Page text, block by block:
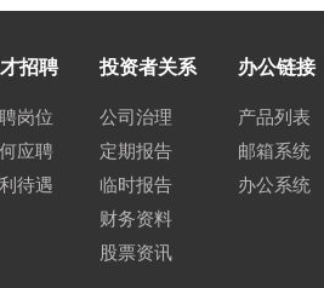
招聘
岗位
应聘
待遇
投资者关系
公司治理
定期报告
临时报告
财务资料
股票资讯
办公链接
产品列表
邮箱系统
办公系统